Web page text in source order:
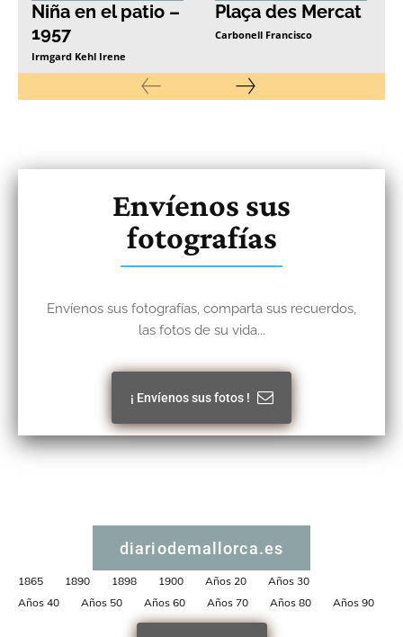
Niña en el patio –
1957
Irmgard Kehl Irene
Plaça des Mercat
Carbonell Francisco
Envíenos sus
fotografías
Envíenos sus fotografías, comparta sus recuerdos,
las fotos de su vida...
¡ Envíenos sus fotos !
diariodemallorca.es
1865 1890 1898 1900 Años 20
Años 30
Años 40
Años 50 Años 60 Años 70 Años 80 Años 90